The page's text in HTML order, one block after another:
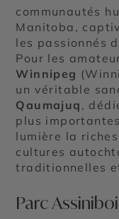
communautés
Manitoba,
les passionnés
Pour les
Winnipeg
un véritable
Qaumajuq ,
plus
lumière la
cultures
traditionnelles
Parc